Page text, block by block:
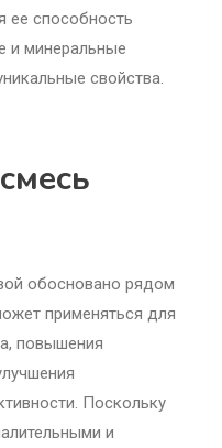
ее способность
и минеральные
свойства.
обосновано рядом
применяться для
повышения
Поскольку
и